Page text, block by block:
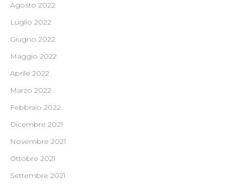
Agosto 2022
Luglio 2022
Giugno 2022
Maggio 2022
Aprile 2022
Marzo 2022
Febbraio 2022
Dicembre 2021
Novembre 2021
Ottobre 2021
Settembre 2021